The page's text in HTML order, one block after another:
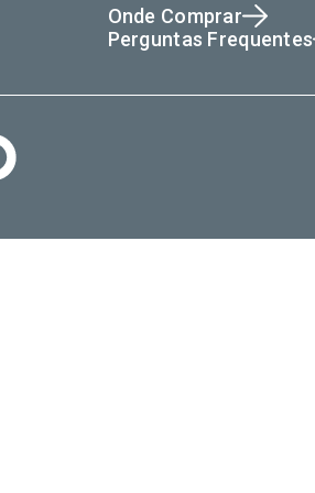
Onde Comprar
Perguntas Frequentes